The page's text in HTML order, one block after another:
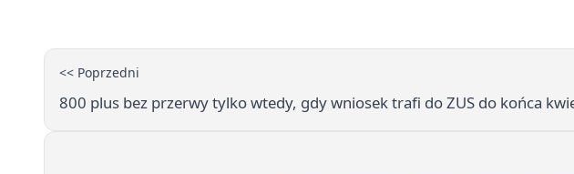
<< Poprzedni
800 plus bez przerwy tylko wtedy, gdy wniosek trafi do ZUS do końca